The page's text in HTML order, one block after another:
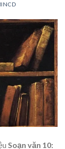
Soạn văn 10: